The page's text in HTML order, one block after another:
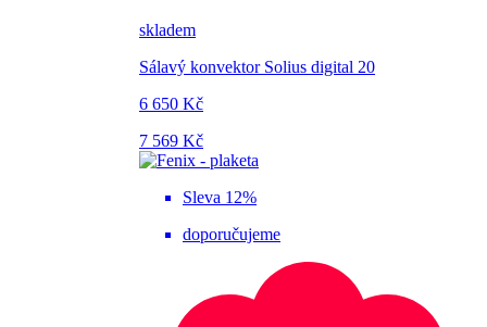
skladem
Sálavý konvektor Solius digital 20
6 650 Kč
7 569 Kč
Sleva 12%
doporučujeme